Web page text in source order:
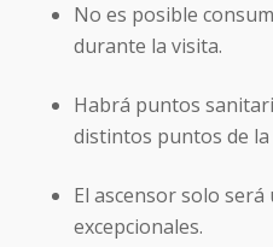
No es posible
durante la visita.
Habrá puntos
distintos puntos de
El ascensor solo
excepcionales.